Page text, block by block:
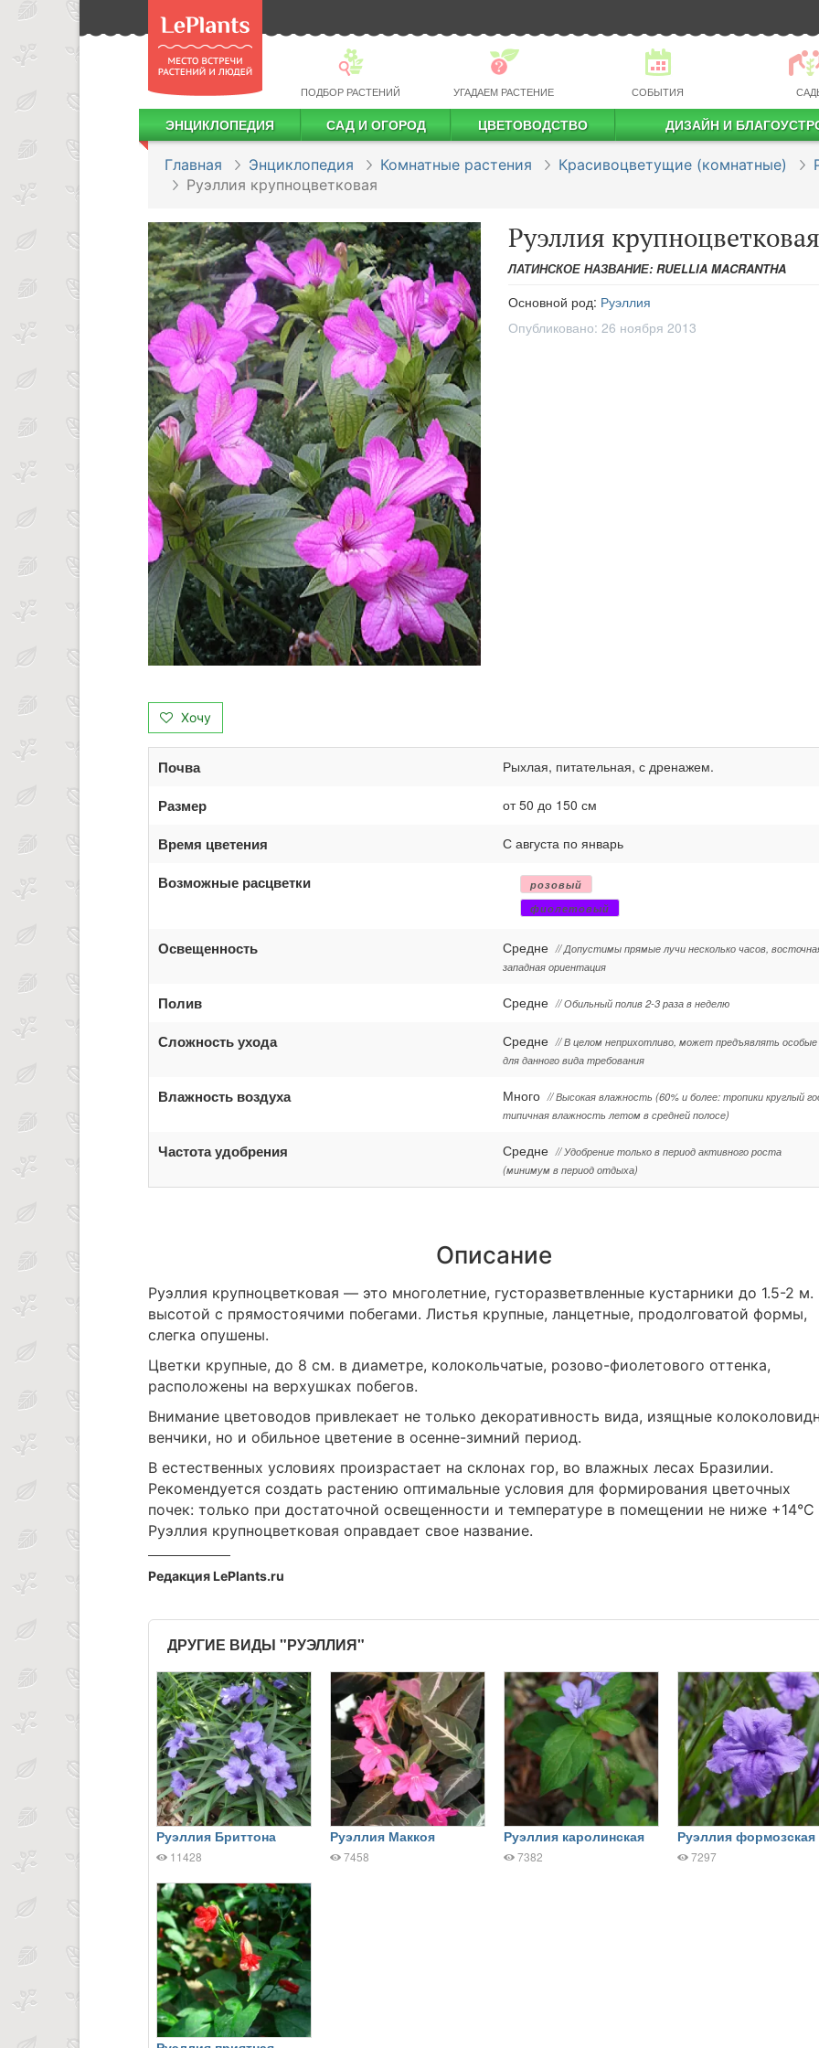
ПОДБОР РАСТЕНИЙ УГАДАЕМ РАСТЕНИЕ СОБЫТИЯ
ЭНЦИКЛОПЕДИЯ САД И ОГОРОД ЦВЕТОВОДСТВО ДИЗАЙН И
Главная Энциклопедия Комнатные растения Красивоцветущие (комнатные)
Руэллия крупноцветковая
Руэллия крупноцветковая
ЛАТИНСКОЕ НАЗВАНИЕ: RUELLIA MACRANTHA
Основной род: Руэллия
Опубликовано: 26 ноября 2013
Хочу
Почва Рыхлая, питательная, с дренажем.
Размер от 50 до 150 см
Время цветения С августа по январь
Возможные расцветки
розовый
фиолетовый
Освещенность Средне // Допустимы прямые лучи несколько часов,
западная ориентация
Полив Средне // Обильный полив 2-3 раза в неделю
Сложность ухода Средне // В целом неприхотливо, может предъявлять особые
для данного вида требования
Влажность воздуха Много // Высокая влажность (60% и более: тропики круглый
типичная влажность летом в средней полосе)
Частота удобрения Средне // Удобрение только в период активного роста
(минимум в период отдыха)
Описание
Руэллия крупноцветковая — это многолетние, густоразветвленные кустарники до 1.5-2 м.
высотой с прямостоячими побегами. Листья крупные, ланцетные, продолговатой формы,
слегка опушены.
Цветки крупные, до 8 см. в диаметре, колокольчатые, розово-фиолетового оттенка,
расположены на верхушках побегов.
Внимание цветоводов привлекает не только декоративность вида, изящные
венчики, но и обильное цветение в осенне-зимний период.
В естественных условиях произрастает на склонах гор, во влажных лесах Бразилии.
Рекомендуется создать растению оптимальные условия для формирования цветочных
почек: только при достаточной освещенности и температуре в помещении не ниже +14°C
Руэллия крупноцветковая оправдает свое название.
Редакция LePlants.ru
ДРУГИЕ ВИДЫ "РУЭЛЛИЯ"
Руэллия Бриттона
11428
Руэллия Маккоя
7458
Руэллия каролинская
7382
Руэллия формозская
7297